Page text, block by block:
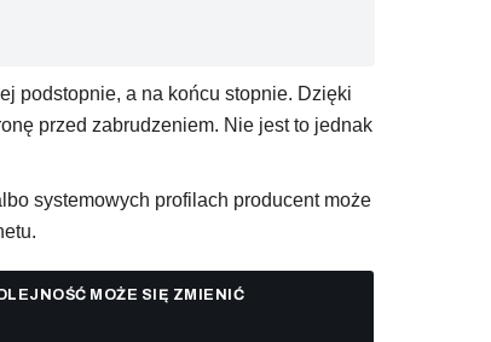
podstopnie, a na końcu stopnie. Dzięki
przed zabrudzeniem. Nie jest to jednak
systemowych profilach producent może
MOŻE SIĘ ZMIENIĆ